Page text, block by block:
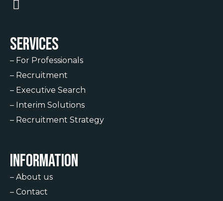
Services
– For Professionals
– Recruitment
– Executive Search
– Interim Solutions
– Recruitment Strategy
Information
– About us
– Contact